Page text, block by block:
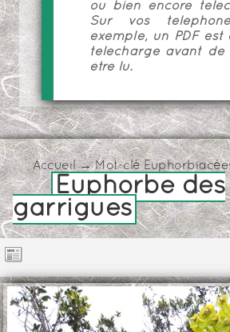
ou bien encore
Sur vos
exemple, un PDF est
téléchargé avant de
être lu.
Accueil→Mot-clé
Euphorbe des
garrigues